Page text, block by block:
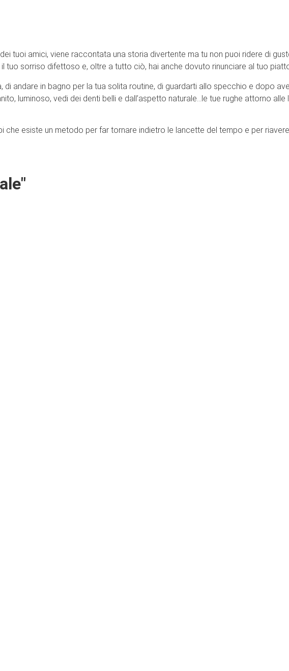
tuoi amici, viene raccontata una storia divertente ma tu non puoi ridere di
tuo sorriso difettoso e, oltre a tutto ciò, hai anche dovuto rinunciare al tuo
di andare in bagno per la tua solita routine, di guardarti allo specchio e dopo
luminoso, vedi dei denti belli e dall’aspetto naturale…le tue rughe attorno
esiste un metodo per far tornare indietro le lancette del tempo e per